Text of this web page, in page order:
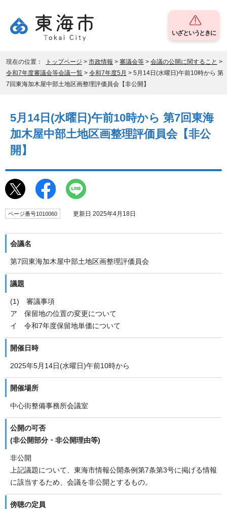
いざというときに
現在の位置： トップページ > 市政情報 > 審議会等 > 会議の公開に関すること >
令和7年度審議会等会議一覧 > 令和7年度5月 > 5月14日(水曜日)午前10時から 第
7回東海加木屋中部土地区画整理評価員会【非公開】
5月14日(水曜日)午前10時から 第7回東海
加木屋中部土地区画整理評価員会【非公
開】
ページ番号1010060 更新日 2025年4月18日
会議名
第7回東海加木屋中部土地区画整理評価員会
議題
(1) 審議事項
ア 保留地の位置の変更について
イ 令和7年度保留地単価について
開催日時
2025年5月14日(水曜日)午前10時から
開催場所
中心街整備事務所会議室
公開の可否
(非公開部分・非公開理由等)
非公開
上記議題について、東海市情報公開条例第7条第3号に掲げる情報
に該当するため、会議を非公開とするもの。
傍聴の定員